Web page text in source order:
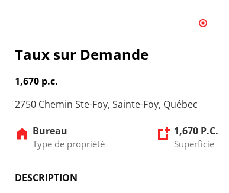
Taux sur Demande
1,670 p.c.
2750 Chemin Ste-Foy, Sainte-Foy, Québec
Bureau
Type de propriété
1,670 P.C.
Superficie
DESCRIPTION